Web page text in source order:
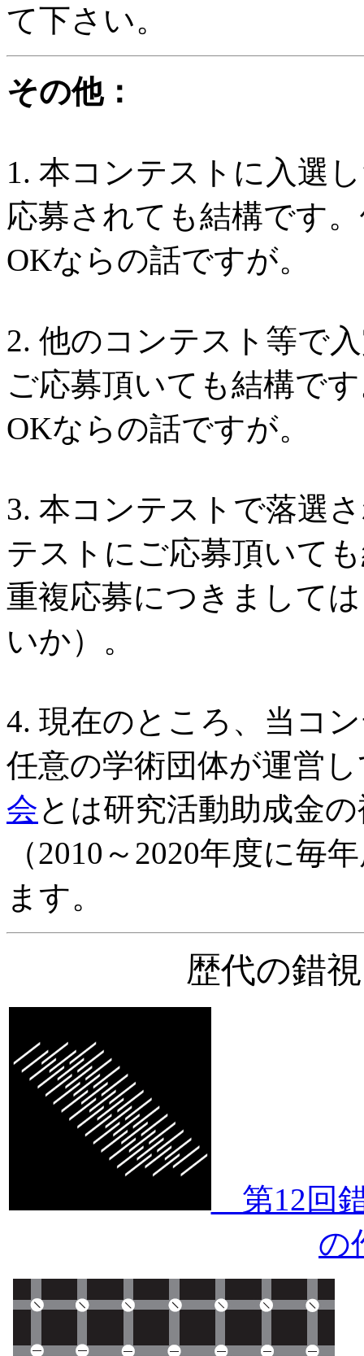
て下さい。
その他：
1. 本コンテストに入選
応募されても結構です
OKならの話ですが。
2. 他のコンテスト等で
ご応募頂いても結構で
OKならの話ですが。
3. 本コンテストで落選
テストにご応募頂いて
重複応募につきまして
いか）。
4. 現在のところ、当コ
任意の学術団体が運営
会とは研究活動助成金
（2010～2020年度に毎
ます。
歴代の錯
第12回
の